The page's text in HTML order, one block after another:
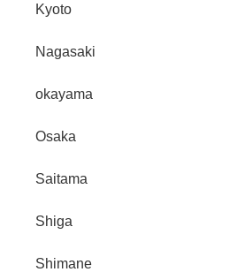
Kyoto
Nagasaki
okayama
Osaka
Saitama
Shiga
Shimane